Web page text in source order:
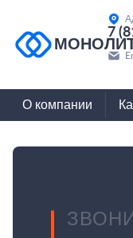
7
О компании